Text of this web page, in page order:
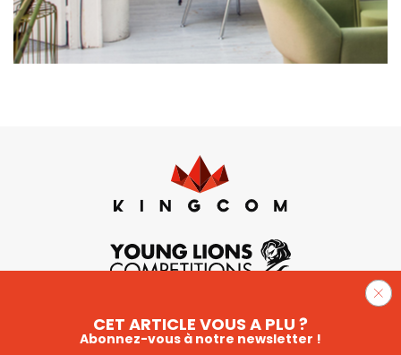
CET ARTICLE VOUS A PLU ?
Abonnez-vous à notre newsletter !